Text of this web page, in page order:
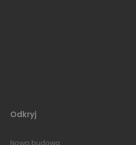
Odkryj
Nowa budowa